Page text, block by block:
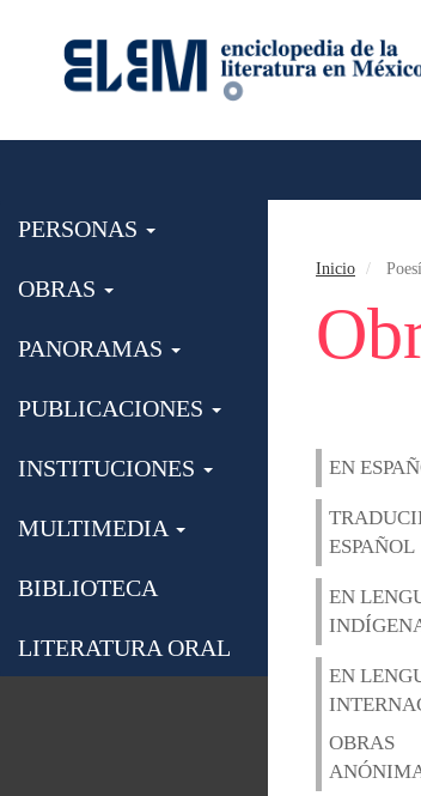
PERSONAS
OBRAS
PANORAMAS
PUBLICACIONES
INSTITUCIONES
MULTIMEDIA
BIBLIOTECA
LITERATURA ORAL
Inicio
EN
ESPAÑOL
EN
EN
OBRAS